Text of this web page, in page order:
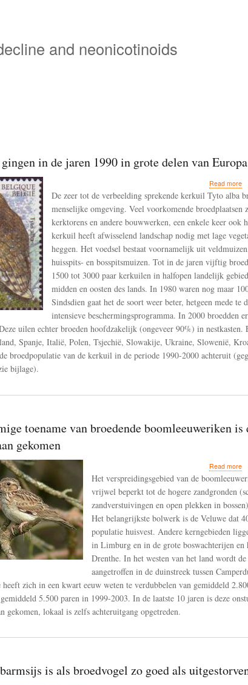
content
and neonicotinoids
in de jaren 1990 in grote delen van
Read more
in
in
van
De zeer tot de verbeelding sprekende kerkuil Tyto alba
menselijke omgeving. Veel voorkomende broedplaatsen
kerktorens en andere bouwwerken, een enkele keer ook
kerkuil heeft afwisselend landschap nodig met lage
heggen. Het voedsel bestaat voornamelijk uit
huisspits- en bosspitsmuizen. Tot in de jaren vijftig
1500 tot 3000 paar kerkuilen in halfopen landelijk
midden en oosten des lands. In 1980 waren nog maar
Sindsdien gaat het de soort weer beter, hetgeen mede te
intensieve beschermingsprogramma. In 2000 broedden
uilen echter broeden hoofdzakelijk (ongeveer 90%) in nestkasten.
Spanje, Italië, Polen, Tsjechië, Slowakije, Ukraine, Slowenië,
broedpopulatie van de kerkuil in de periode 1990-2000 achteruit
bijlage).
toename van broedende boomleeuweriken is
gekomen
Read more
is
10
Het verspreidingsgebied van de
vrijwel beperkt tot de hogere zandgronden
zandverstuivingen en open plekken in
Het belangrijkste bolwerk is de Veluwe dat
populatie huisvest. Andere kerngebieden
in Limburg en in de grote boswachterijen en
Drenthe. In het westen van het land wordt
aangetroffen in de duinstreek tussen
zich in een kwart eeuw weten te verdubbelen van gemiddeld
5.500 paren in 1999-2003. In de laatste 10 jaren is deze
gekomen, lokaal is zelfs achteruitgang opgetreden.
is als broedvogel zo goed als